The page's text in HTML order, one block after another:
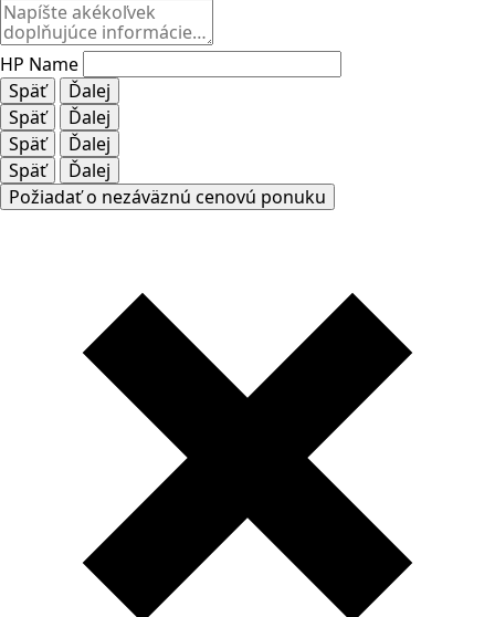
HP Name
Späť
Ďalej
Späť
Ďalej
Späť
Ďalej
Späť
Ďalej
Požiadať o nezáväznú cenovú ponuku